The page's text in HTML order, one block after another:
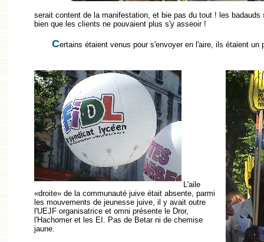
serait content de la manifestation, et bie pas du tout ! les
bien que les clients ne pouvaient plus s'y asseoir !
Certains étaient venus pour s'envoyer en l'aire, ils étaient un
L'aile
«droite» de la communauté juive était absente, parmi
les mouvements de jeunesse juive, il y avait outre
l'UEJF organisatrice et omni présente le Dror,
l'Hachomer et les EI. Pas de Betar ni de chemise
jaune.